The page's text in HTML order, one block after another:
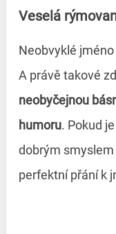
Veselá
Neobvyklé
A právě takové
neobyčejnou
humoru. Pokud
dobrým
perfektní přání k